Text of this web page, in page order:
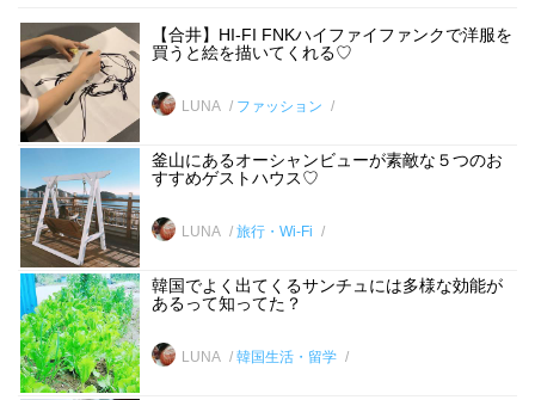
【合井】HI-FI FNKハイファイファンクで洋服を
買うと絵を描いてくれる♡
LUNA ファッション
釜山にあるオーシャンビューが素敵な５つのお
すすめゲストハウス♡
LUNA 旅行・Wi-Fi
韓国でよく出てくるサンチュには多様な効能が
あるって知ってた？
LUNA 韓国生活・留学